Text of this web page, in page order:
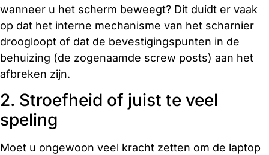
wanneer u het scherm beweegt? Dit duidt er vaak
op dat het interne mechanisme van het scharnier
droogloopt of dat de bevestigingspunten in de
behuizing (de zogenaamde screw posts) aan het
afbreken zijn.
2. Stroefheid of juist te veel
speling
Moet u ongewoon veel kracht zetten om de laptop